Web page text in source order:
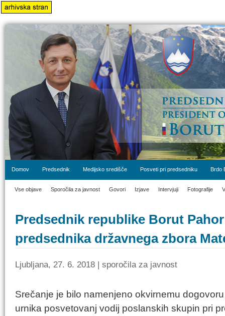
Domov Predsednik Medijsko središče Posveti pri predsedniku Brdo
Vse objave Sporočila za javnost Govori Izjave Intervjuji Fotografije
Predsednik republike Borut
predsednika državnega zbora
Ljubljana, 27. 6. 2018 | sporočila za javnost
Srečanje je bilo namenjeno okvirnemu
urnika posvetovanj vodij poslanskih skupin pri